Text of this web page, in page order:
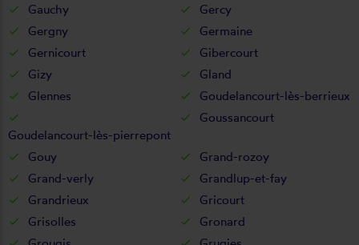
Gauchy
Gercy
Gergny
Germaine
Gernicourt
Gibercourt
Gizy
Gland
Glennes
Goudelancourt-lès-berrieux
Goudelancourt-lès-pierrepont
Goussancourt
Gouy
Grand-rozoy
Grand-verly
Grandlup-et-fay
Grandrieux
Gricourt
Grisolles
Gronard